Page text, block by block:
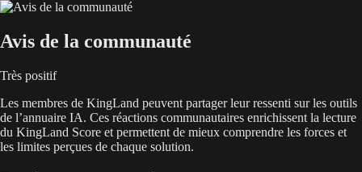
Avis de la communauté
Très positif
Les membres de KingLand peuvent partager leur ressenti sur les outils
de l’annuaire IA. Ces réactions communautaires enrichissent la lecture
du KingLand Score et permettent de mieux comprendre les forces et
les limites perçues de chaque solution.